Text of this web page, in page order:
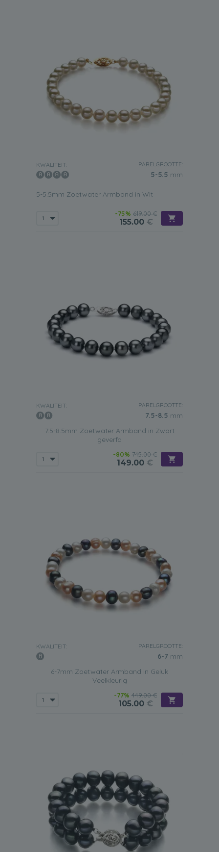
KWALITEIT: PARELGROOTTE:
5-5.5 mm
5-5.5mm Zoetwater Armband in Wit
-75% 619.00 €
155.00 €
KWALITEIT: PARELGROOTTE:
7.5-8.5 mm
7.5-8.5mm Zoetwater Armband in Zwart
geverfd
-80% 745.00 €
149.00 €
KWALITEIT: PARELGROOTTE:
6-7 mm
6-7mm Zoetwater Armband in Geluk
Veelkleurig
-77% 449.00 €
105.00 €